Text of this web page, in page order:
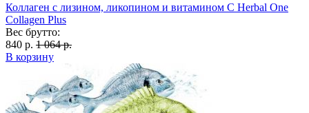
Коллаген с лизином, ликопином и витамином С Herbal One
Collagen Plus
Вес брутто:
840 р. 1 064 р.
В корзину